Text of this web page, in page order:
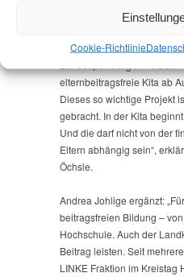
Cookie-Richtlinie
Havelland, spürbar
im März 2017 hatte DIE
elternbeitragsfreie Kita ab
Dieses so wichtige Projekt
gebracht. In der Kita
Und die darf nicht von der
Eltern abhängig sein“,
Öchsle.
Andrea Johlige ergänzt:
beitragsfreien Bildung –
Hochschule. Auch der
Beitrag leisten. Seit
LINKE Fraktion im Kreistag